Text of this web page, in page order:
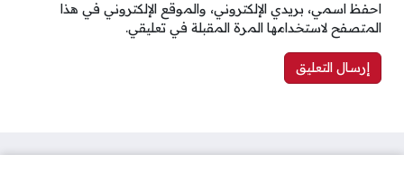
احفظ اسمي، بريدي الإلكتروني، والموقع الإلكتروني في هذا
المتصفح لاستخدامها المرة المقبلة في تعليقي.